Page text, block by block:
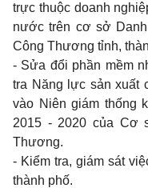
trực thuộc doanh
nước trên cơ sở
Công Thương tỉnh,
- Sửa đổi phần mềm
tra Năng lực sản xuất
vào Niên giám thống
2015 - 2020 của Cơ
Thương.
- Kiểm tra, giám sát
thành phố.